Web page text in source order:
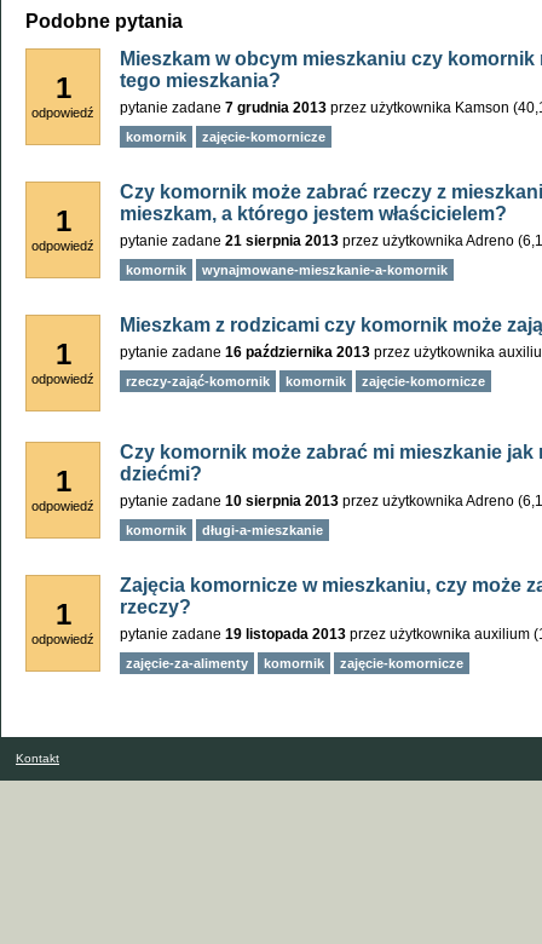
Podobne pytania
1
odpowiedź
Mieszkam w obcym mieszkaniu czy komornik
tego mieszkania?
pytanie zadane 7 grudnia 2013 przez użytkownika Kamson (
komornik zajęcie-komornicze
1
odpowiedź
Czy komornik może zabrać rzeczy z
mieszkam, a którego jestem właścicielem?
pytanie zadane 21 sierpnia 2013 przez użytkownikaAdreno (
komornik wynajmowane-mieszkanie-a-komornik
1
odpowiedź
Mieszkam z rodzicami czy komornik może
pytanie zadane 16 października 2013 przez użytkownika
rzeczy-zająć-komornik komornik zajęcie-komornicze
1
odpowiedź
Czy komornik może zabrać mi mieszkanie jak
dziećmi?
pytanie zadane 10 sierpnia 2013 przez użytkownikaAdreno (
komornik długi-a-mieszkanie
1
odpowiedź
Zajęcia komornicze w mieszkaniu, czy może
rzeczy?
pytanie zadane 19 listopada 2013 przez użytkownika auxilium (
zajęcie-za-alimenty komornik zajęcie-komornicze
Kontakt